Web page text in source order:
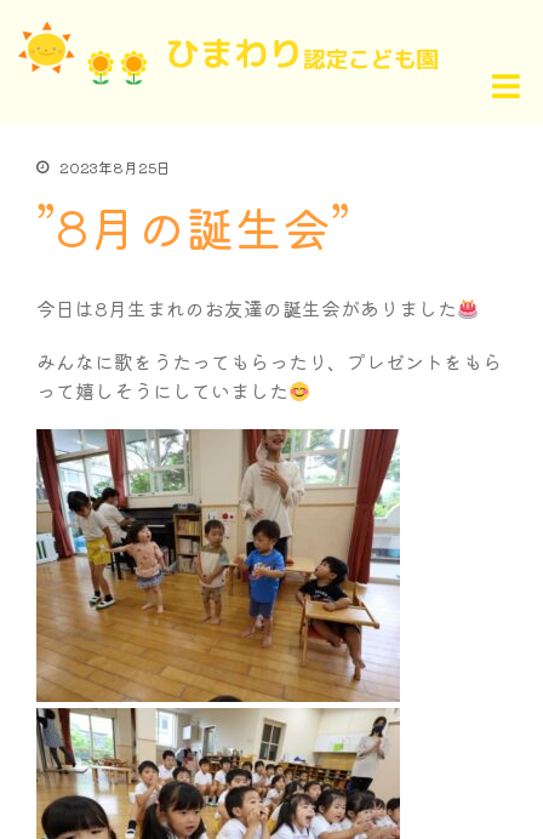
2023年8月25日
”8月の誕生会”
今日は8月生まれのお友達の誕生会がありました
みんなに歌をうたってもらったり、プレゼントをもら
って嬉しそうにしていました